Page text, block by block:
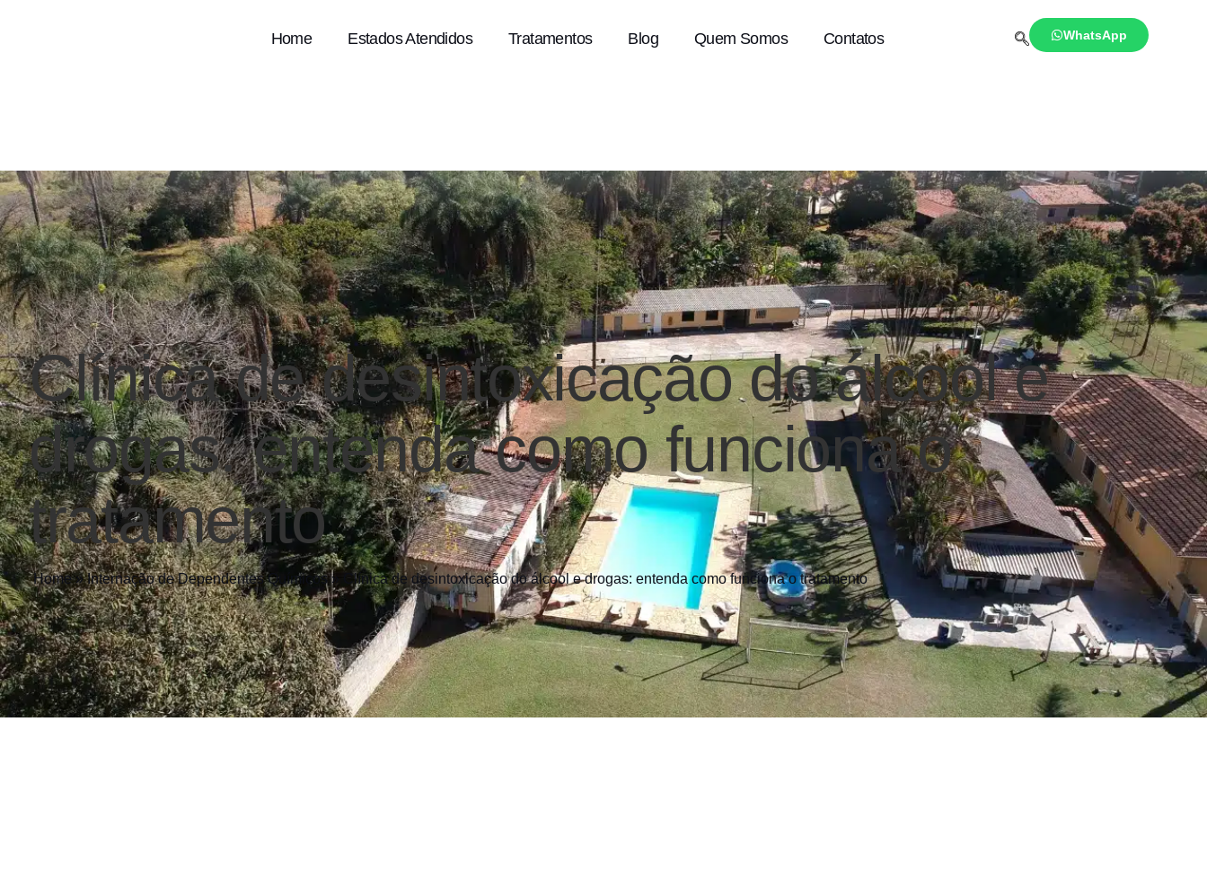
Home Estados Atendidos Tratamentos Blog Quem Somos Contatos WhatsApp
Clínica de desintoxicação do álcool e
drogas: entenda como funciona o
tratamento
Home»Internação de Dependentes Químicos» Clínica de desintoxicação do álcool e drogas: entenda como funciona o tratamento